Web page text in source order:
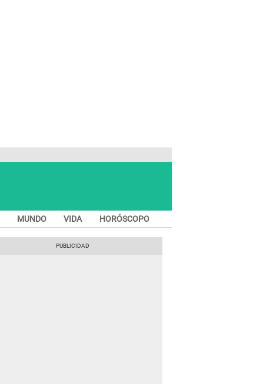
MUNDO VIDA HORÓSCOPO